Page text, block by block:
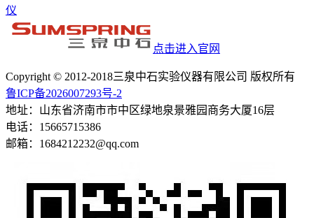
仪
点击进入官网
Copyright © 2012-2018三泉中石实验仪器有限公司 版权所有
鲁ICP备2026007293号-2
地址：山东省济南市市中区绿地泉景雅园商务大厦16层
电话：15665715386
邮箱：1684212232@qq.com